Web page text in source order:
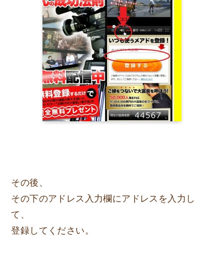
その後、
その下のアドレス入力欄にアドレスを入力し
て、
登録してください。